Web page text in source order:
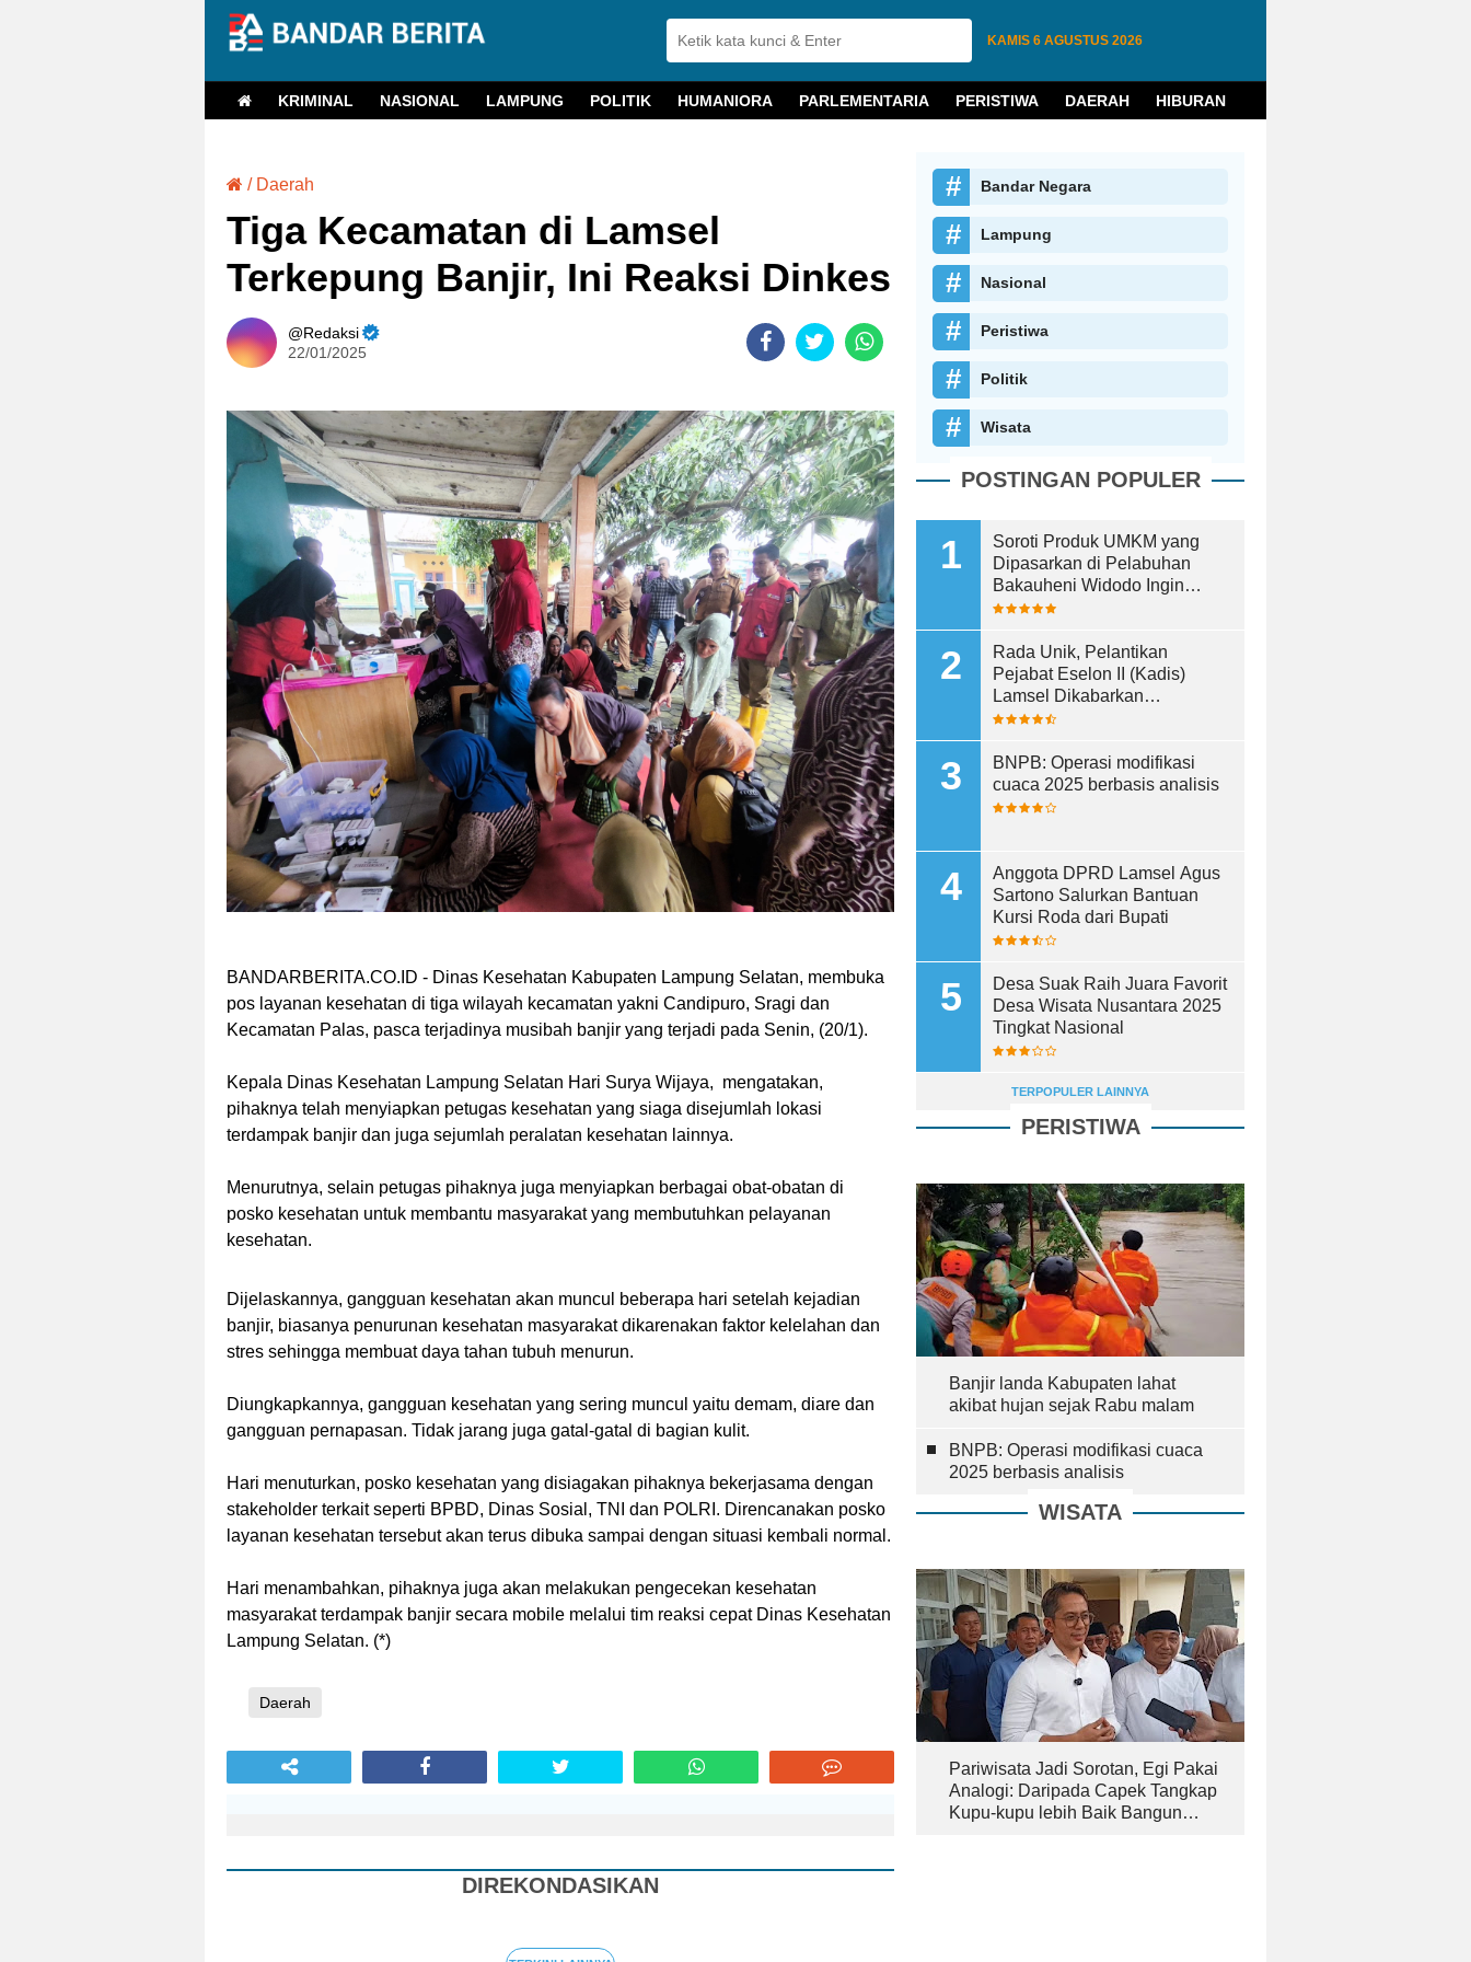
KAMIS 6 AGUSTUS 2026
KRIMINAL NASIONAL LAMPUNG POLITIK HUMANIORA PARLEMENTARIA PERISTIWA DAERAH HIBURAN
/ Daerah
Tiga Kecamatan di Lamsel
Terkepung Banjir, Ini Reaksi Dinkes
Redaksi
22/01/2025
BANDARBERITA.CO.ID - Dinas Kesehatan Kabupaten Lampung Selatan, membuka
pos layanan kesehatan di tiga wilayah kecamatan yakni Candipuro, Sragi dan
Kecamatan Palas, pasca terjadinya musibah banjir yang terjadi pada Senin, (20/1).
Kepala Dinas Kesehatan Lampung Selatan Hari Surya Wijaya, mengatakan,
pihaknya telah menyiapkan petugas kesehatan yang siaga disejumlah lokasi
terdampak banjir dan juga sejumlah peralatan kesehatan lainnya.
Menurutnya, selain petugas pihaknya juga menyiapkan berbagai obat-obatan di
posko kesehatan untuk membantu masyarakat yang membutuhkan pelayanan
kesehatan.
Dijelaskannya, gangguan kesehatan akan muncul beberapa hari setelah kejadian
banjir, biasanya penurunan kesehatan masyarakat dikarenakan faktor kelelahan dan
stres sehingga membuat daya tahan tubuh menurun.
Diungkapkannya, gangguan kesehatan yang sering muncul yaitu demam, diare dan
gangguan pernapasan. Tidak jarang juga gatal-gatal di bagian kulit.
Hari menuturkan, posko kesehatan yang disiagakan pihaknya bekerjasama dengan
stakeholder terkait seperti BPBD, Dinas Sosial, TNI dan POLRI. Direncanakan posko
layanan kesehatan tersebut akan terus dibuka sampai dengan situasi kembali normal.
Hari menambahkan, pihaknya juga akan melakukan pengecekan kesehatan
masyarakat terdampak banjir secara mobile melalui tim reaksi cepat Dinas Kesehatan
Lampung Selatan. (*)
Daerah
DIREKONDASIKAN
Bandar Negara
Lampung
Nasional
Peristiwa
Politik
Wisata
POSTINGAN POPULER
Soroti Produk UMKM yang
Dipasarkan di Pelabuhan
Bakauheni Widodo Ingin
UMKM Lebih Maju
Rada Unik, Pelantikan
Pejabat Eselon II (Kadis)
Lamsel Dikabarkan
Berlangsung di Dermaga Bom
BNPB: Operasi modifikasi
cuaca 2025 berbasis analisis
Anggota DPRD Lamsel Agus
Sartono Salurkan Bantuan
Kursi Roda dari Bupati
Desa Suak Raih Juara Favorit
Desa Wisata Nusantara 2025
Tingkat Nasional
TERPOPULER LAINNYA
PERISTIWA
Banjir landa Kabupaten lahat
akibat hujan sejak Rabu malam
BNPB: Operasi modifikasi cuaca
2025 berbasis analisis
WISATA
Pariwisata Jadi Sorotan, Egi Pakai
Analogi: Daripada Capek Tangkap
Kupu-kupu lebih Baik Bangun